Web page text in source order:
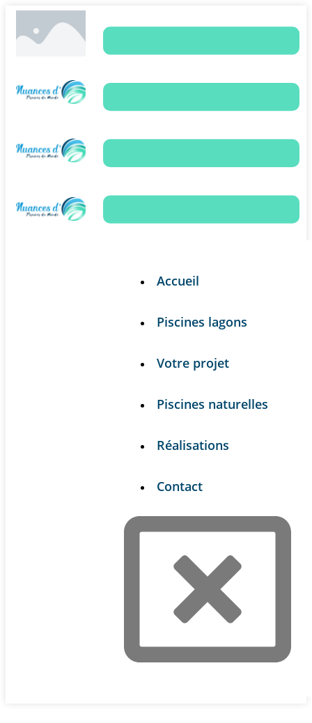
Accueil
Piscines lagons
Votre projet
Piscines naturelles
Réalisations
Contact